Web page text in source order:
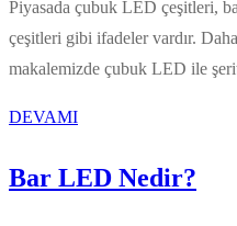
Piyasada çubuk LED çeşitleri,
çeşitleri gibi ifadeler vardır.
makalemizde çubuk LED ile
DEVAMI
Bar LED Nedir?